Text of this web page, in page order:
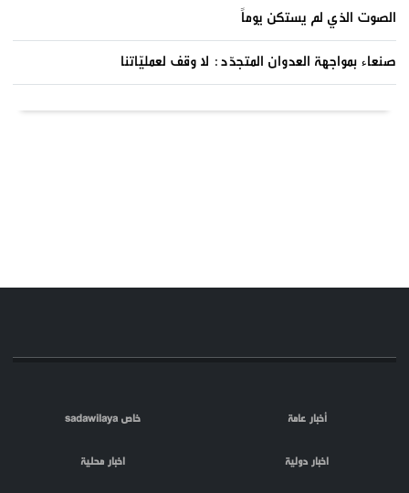
الصوت الذي لم يستكن يوماً
صنعاء بمواجهة العدوان المتجدّد: لا وقف لعمليّاتنا
أخبار عامة خاص sadawilaya
اخبار دولية اخبار محلية